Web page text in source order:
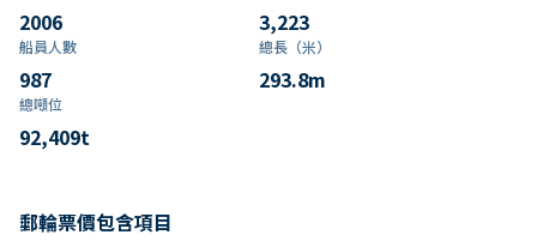
2006 3,223
船員人數
987
總長（米）
293.8m
總噸位
92,409t
郵輪票價包含項目